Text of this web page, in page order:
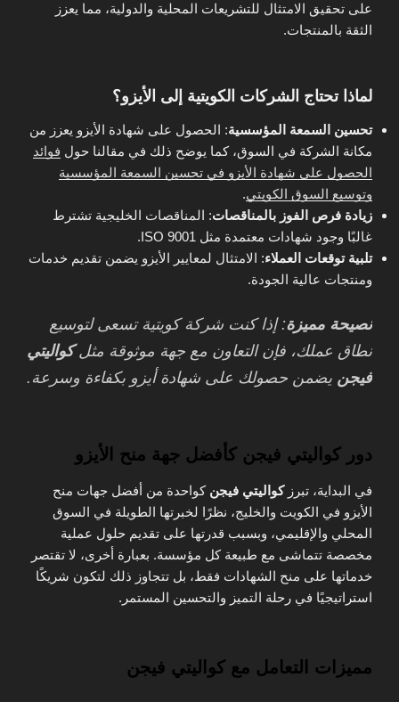
على تحقيق الامتثال للتشريعات المحلية والدولية، مما يعزز
الثقة بالمنتجات.
لماذا تحتاج الشركات الكويتية إلى الأيزو؟
تحسين السمعة المؤسسية: الحصول على شهادة الأيزو يعزز من
مكانة الشركة في السوق، كما يوضح ذلك في مقالنا حول فوائد
الحصول على شهادة الأيزو في تحسين السمعة المؤسسية
وتوسيع السوق الكويتي.
زيادة فرص الفوز بالمناقصات: المناقصات الخليجية تشترط
غالبًا وجود شهادات معتمدة مثل ISO 9001.
تلبية توقعات العملاء: الامتثال لمعايير الأيزو يضمن تقديم خدمات
ومنتجات عالية الجودة.
نصيحة مميزة: إذا كنت شركة كويتية تسعى لتوسيع
نطاق عملك، فإن التعاون مع جهة موثوقة مثلكواليتي
فيجن يضمن حصولك على شهادة أيزو بكفاءة وسرعة.
دور كواليتي فيجن كأفضل جهة منح الأيزو
في البداية، تبرزكواليتي فيجن كواحدة من أفضل جهات منح
الأيزو في الكويت والخليج، نظرًا لخبرتها الطويلة في السوق
المحلي والإقليمي، وبسبب قدرتها على تقديم حلول عملية
مخصصة تتماشى مع طبيعة كل مؤسسة. بعبارة أخرى، لا تقتصر
خدماتها على منح الشهادات فقط، بل تتجاوز ذلك لتكون شريكًا
استراتيجيًا في رحلة التميز والتحسين المستمر.
مميزات التعامل مع كواليتي فيجن